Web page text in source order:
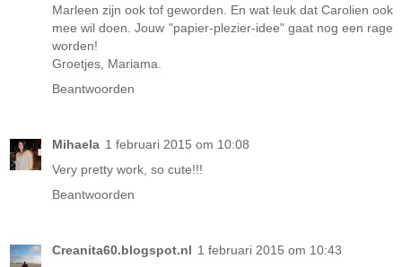
Marleen zijn ook tof geworden. En wat leuk dat Carolien ook
mee wil doen. Jouw "papier-plezier-idee" gaat nog een rage
worden!
Groetjes, Mariama.
Beantwoorden
Mihaela 1 februari 2015 om 10:08
Very pretty work, so cute!!!
Beantwoorden
Creanita60.blogspot.nl 1 februari 2015 om 10:43